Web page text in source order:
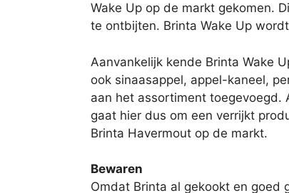
Wake Up op de markt gekomen.
te ontbijten. Brinta Wake Up
Aanvankelijk kende Brinta Wake
ook sinaasappel, appel-kaneel,
aan het assortiment toegevoegd.
gaat hier dus om een verrijkt
Brinta Havermout op de markt.
Bewaren
Omdat Brinta al gekookt en goed